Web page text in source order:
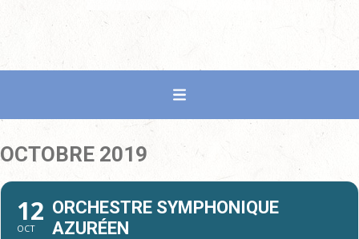
OCTOBRE 2019
12
OCT
ORCHESTRE SYMPHONIQUE
AZURÉEN